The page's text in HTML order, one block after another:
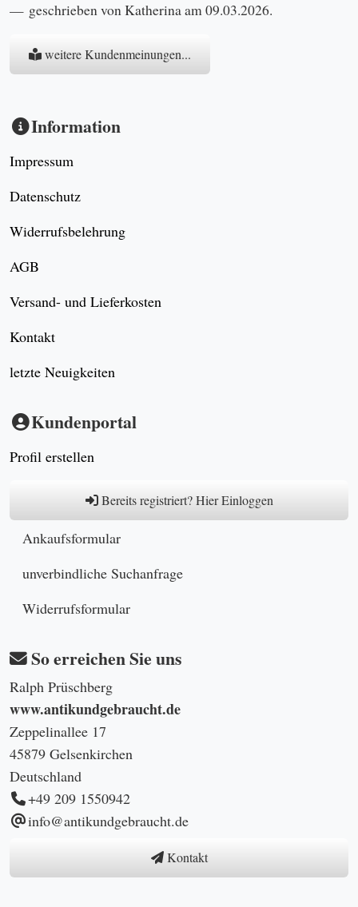
geschrieben von Katherina am 09.03.2026.
weitere Kundenmeinungen...
Information
Impressum
Datenschutz
Widerrufsbelehrung
AGB
Versand- und Lieferkosten
Kontakt
letzte Neuigkeiten
Kundenportal
Profil erstellen
Bereits registriert? Hier Einloggen
Ankaufsformular
unverbindliche Suchanfrage
Widerrufsformular
So erreichen Sie uns
Ralph Prüschberg
www.antikundgebraucht.de
Zeppelinallee 17
45879 Gelsenkirchen
Deutschland
+49 209 1550942
info@antikundgebraucht.de
Kontakt